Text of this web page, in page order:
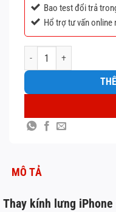
Bao test đổi trả
Hổ trợ tư vấn online
Thay kính lưng iPhone 15
MÔ TẢ
Thay kính lưng iPhone